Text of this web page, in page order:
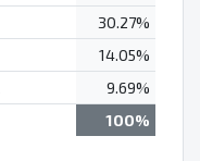
30.27%
14.05%
9.69%
100%